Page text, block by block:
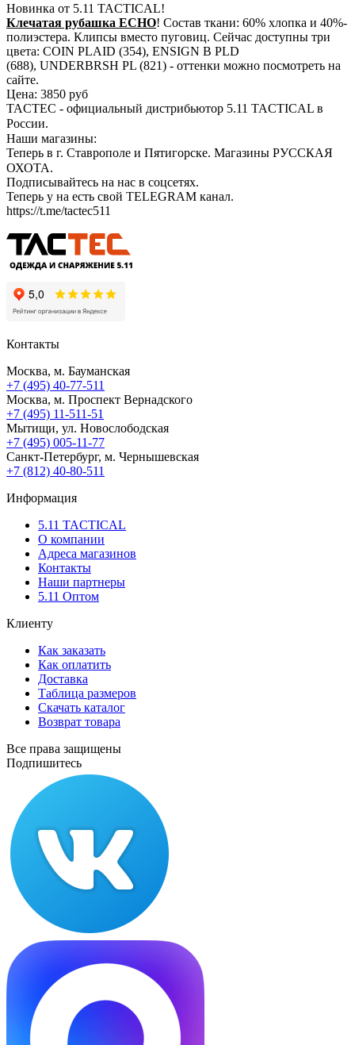
Новинка от 5.11 TACTICAL!
Клечатая рубашка ECHO! Состав ткани: 60% хлопка и 40%-
полиэстера. Клипсы вместо пуговиц. Сейчас доступны три
цвета: COIN PLAID (354), ENSIGN B PLD
(688), UNDERBRSH PL (821) - оттенки можно посмотреть на
сайте.
Цена: 3850 руб
TACTEC - официальный дистрибьютор 5.11 TACTICAL в
России.⠀
Наши магазины:⠀
Теперь в г. Ставрополе и Пятигорске. Магазины РУССКАЯ
ОХОТА.⠀
Подписывайтесь на нас в соцсетях.
Теперь у на есть свой TELEGRAM канал.
https://t.me/tactec511
Контакты
Москва, м. Бауманская
+7 (495) 40-77-511
Москва, м. Проспект Вернадского
+7 (495) 11-511-51
Мытищи, ул. Новослободская
+7 (495) 005-11-77
Санкт-Петербург, м. Чернышевская
+7 (812) 40-80-511
Информация
5.11 TACTICAL
О компании
Адреса магазинов
Контакты
Наши партнеры
5.11 Оптом
Клиенту
Как заказать
Как оплатить
Доставка
Таблица размеров
Скачать каталог
Возврат товара
Все права защищены
Подпишитесь